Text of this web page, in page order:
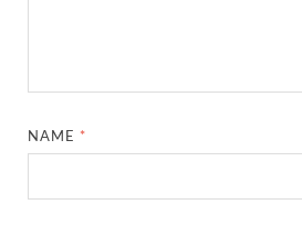
NAME *